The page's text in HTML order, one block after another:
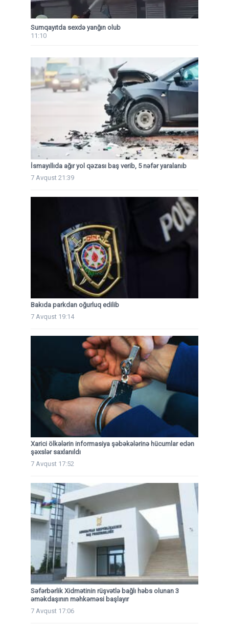
Sumqayıtda sexdə yanğın olub
11:10
İsmayıllıda ağır yol qəzası baş verib, 5 nəfər yaralanıb
7 Avqust 21:39
Bakıda parkdan oğurluq edilib
7 Avqust 19:14
Xarici ölkələrin informasiya şəbəkələrinə hücumlar edən
şəxslər saxlanıldı
7 Avqust 17:52
Səfərbərlik Xidmətinin rüşvətlə bağlı həbs olunan 3
əməkdaşının məhkəməsi başlayır
7 Avqust 17:06